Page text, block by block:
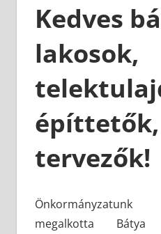
Kedves
lakosok,
építtetők,
tervezők!
Önkormányzatunk
megalkotta Bátya